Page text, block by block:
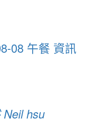
08 午餐 資訊
hsu